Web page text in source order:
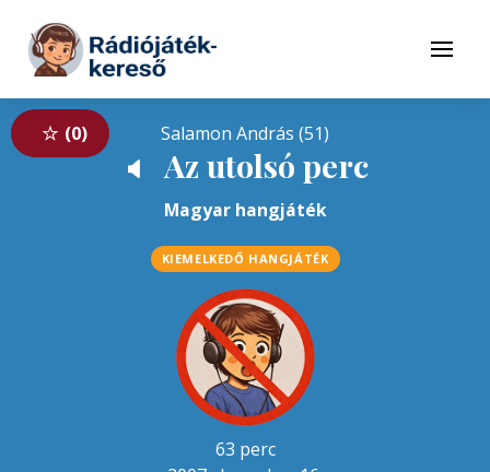
Tovább a tartalomhoz
Menü
0 Salamon András (51)
🔈 Az utolsó perc
Magyar hangjáték
KIEMELKEDŐ HANGJÁTÉK
63 perc